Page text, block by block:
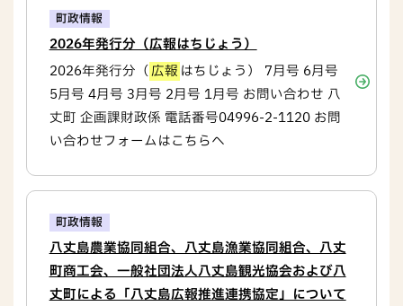
町政情報
2026年発行分（広報はちじょう）
2026年発行分（広報 はちじょう） 7月号 6月号
5月号 4月号 3月号 2月号 1月号 お問い合わせ 八
丈町 企画課財政係 電話番号04996-2-1120 お問
い合わせフォームはこちらへ
町政情報
八丈島農業協同組合、八丈島漁業協同組合、八丈
町商工会、一般社団法人八丈島観光協会および八
丈町による「八丈島広報推進連携協定」について